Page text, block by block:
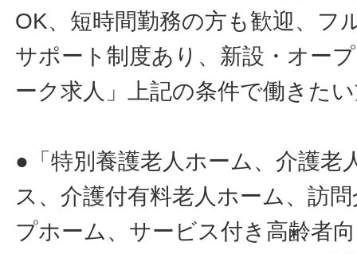
OK、短時間勤務の方も歓迎、フ
サポート制度あり、新設・オー
ーク求人」上記の条件で働きた
●「特別養護老人ホーム、介護老
ス、介護付有料老人ホーム、訪
プホーム、サービス付き高齢者